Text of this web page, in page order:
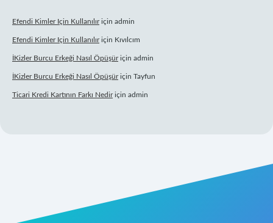
Efendi Kimler Için Kullanılıriçin admin
Efendi Kimler Için Kullanılıriçin Kıvılcım
İKizler Burcu Erkeği Nasıl Öpüşüriçin admin
İKizler Burcu Erkeği Nasıl Öpüşüriçin Tayfun
Ticari Kredi Kartının Farkı Nediriçin admin